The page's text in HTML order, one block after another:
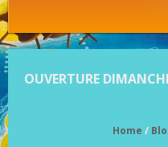
OUVERTURE
Home /